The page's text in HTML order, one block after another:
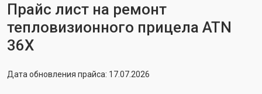
Прайс лист на ремонт
тепловизионного прицела ATN
36X
Дата обновления прайса: 17.07.2026